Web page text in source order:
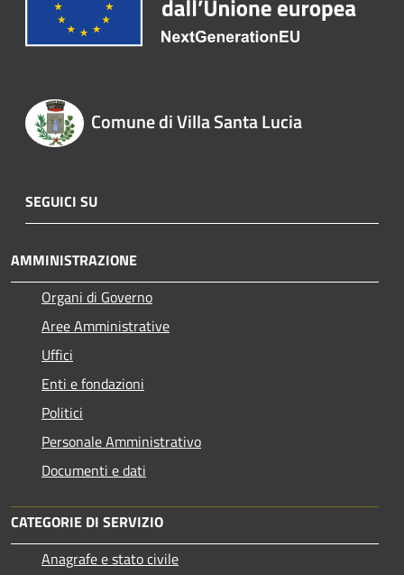
Comune di Villa Santa Lucia
SEGUICI SU
AMMINISTRAZIONE
Organi di Governo
Aree Amministrative
Uffici
Enti e fondazioni
Politici
Personale Amministrativo
Documenti e dati
CATEGORIE DI SERVIZIO
Anagrafe e stato civile